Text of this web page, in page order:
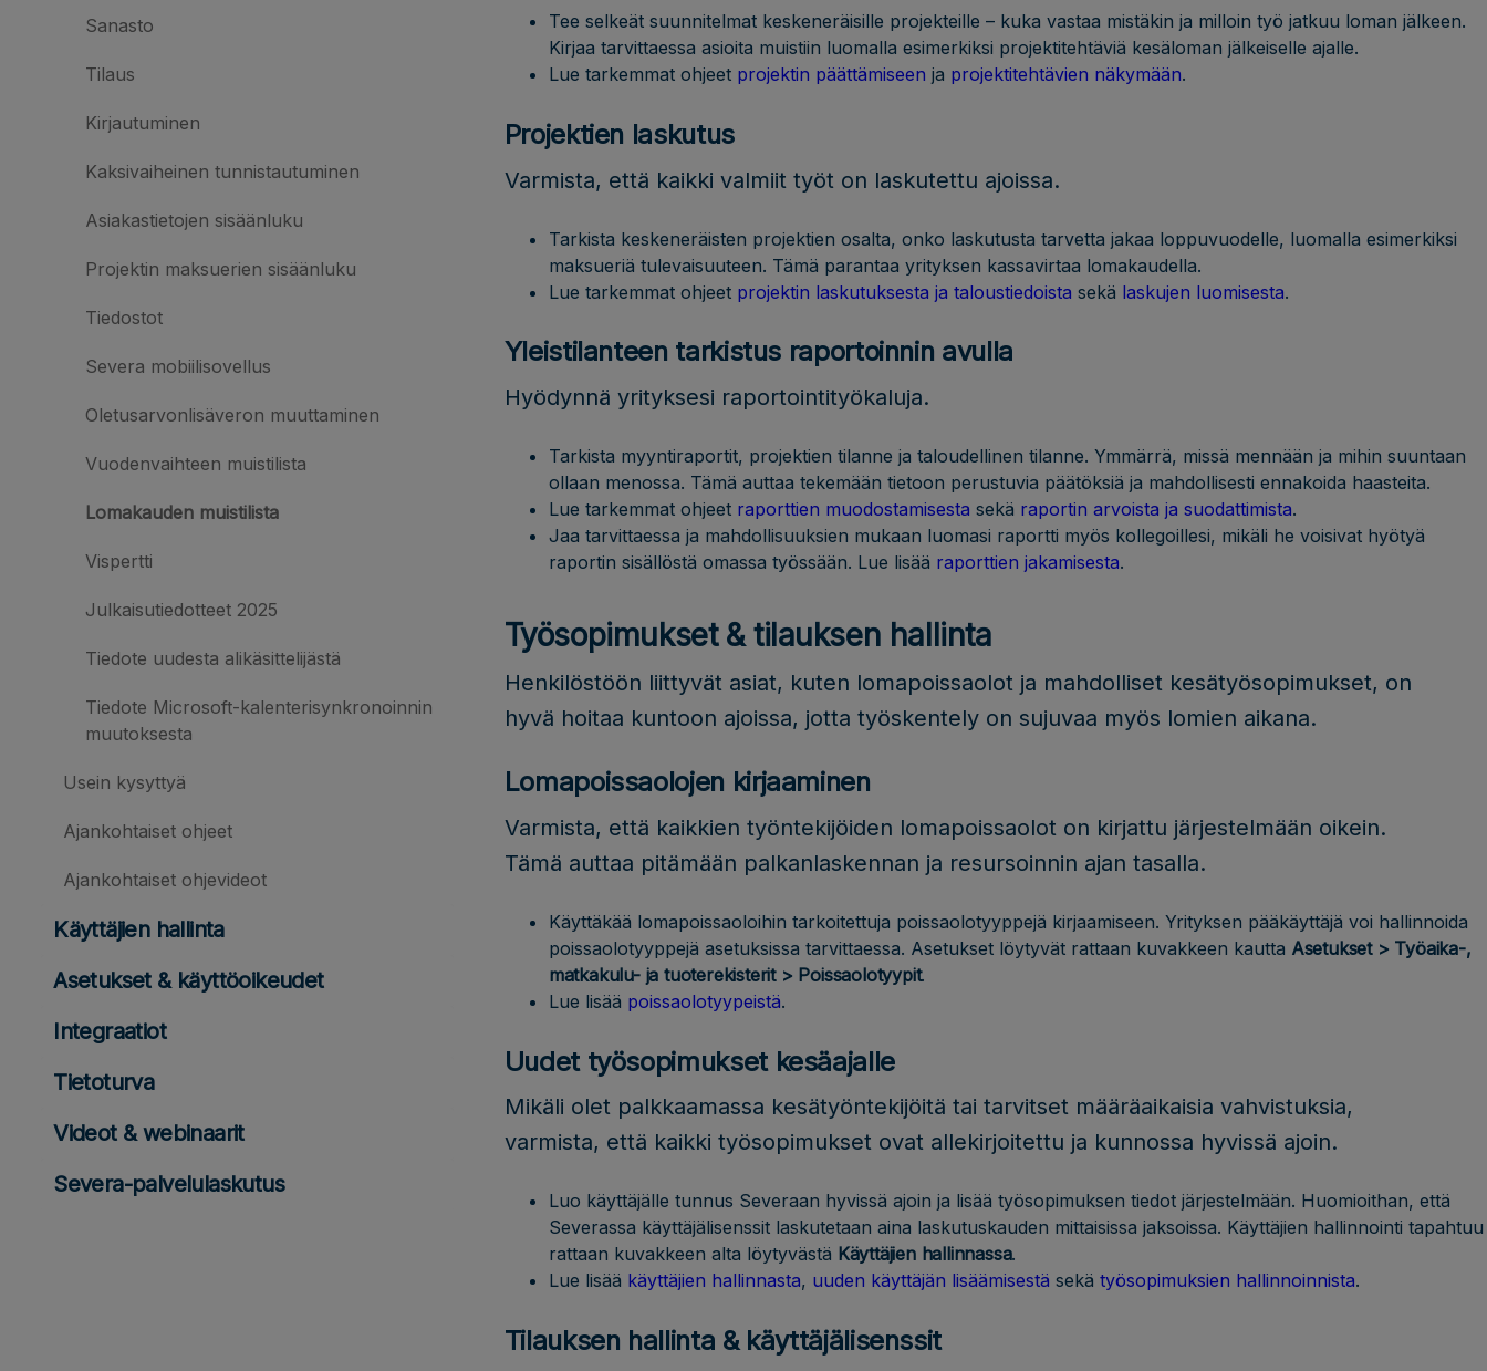
Sanasto
Tilaus
Kirjautuminen
Kaksivaiheinen tunnistautuminen
Asiakastietojen sisäänluku
Projektin maksuerien sisäänluku
Tiedostot
Severa mobiilisovellus
Oletusarvonlisäveron muuttaminen
Vuodenvaihteen muistilista
Lomakauden muistilista
Vispertti
Julkaisutiedotteet 2025
Tiedote uudesta alikäsittelijästä
Tiedote Microsoft-kalenterisynkronoinnin
muutoksesta
Usein kysyttyä
Ajankohtaiset ohjeet
Ajankohtaiset ohjevideot
Käyttäjien hallinta
Asetukset & käyttöoikeudet
Integraatiot
Tietoturva
Videot & webinaarit
Severa-palvelulaskutus
Tee selkeät suunnitelmat keskeneräisille projekteille – kuka vastaa mistäkin ja milloin työ jatkuu loman jälkeen.
Kirjaa tarvittaessa asioita muistiin luomalla esimerkiksi projektitehtäviä kesäloman jälkeiselle ajalle.
Lue tarkemmat ohjeet projektin päättämiseen ja projektitehtävien näkymään.
Projektien laskutus
Varmista, että kaikki valmiit työt on laskutettu ajoissa.
Tarkista keskeneräisten projektien osalta, onko laskutusta tarvetta jakaa loppuvuodelle, luomalla esimerkiksi
maksueriä tulevaisuuteen. Tämä parantaa yrityksen kassavirtaa lomakaudella.
Lue tarkemmat ohjeet projektin laskutuksesta ja taloustiedoista sekä laskujen luomisesta.
Yleistilanteen tarkistus raportoinnin avulla
Hyödynnä yrityksesi raportointityökaluja.
Tarkista myyntiraportit, projektien tilanne ja taloudellinen tilanne. Ymmärrä, missä mennään ja mihin suuntaan
ollaan menossa. Tämä auttaa tekemään tietoon perustuvia päätöksiä ja mahdollisesti ennakoida haasteita.
Lue tarkemmat ohjeet raporttien muodostamisesta sekä raportin arvoista ja suodattimista.
Jaa tarvittaessa ja mahdollisuuksien mukaan luomasi raportti myös kollegoillesi, mikäli he voisivat hyötyä
raportin sisällöstä omassa työssään. Lue lisää raporttien jakamisesta.
Työsopimukset & tilauksen hallinta
Henkilöstöön liittyvät asiat, kuten lomapoissaolot ja mahdolliset kesätyösopimukset, on
hyvä hoitaa kuntoon ajoissa, jotta työskentely on sujuvaa myös lomien aikana.
Lomapoissaolojen kirjaaminen
Varmista, että kaikkien työntekijöiden lomapoissaolot on kirjattu järjestelmään oikein.
Tämä auttaa pitämään palkanlaskennan ja resursoinnin ajan tasalla.
Käyttäkää lomapoissaoloihin tarkoitettuja poissaolotyyppejä kirjaamiseen. Yrityksen pääkäyttäjä voi hallinnoida
poissaolotyyppejä asetuksissa tarvittaessa. Asetukset löytyvät rattaan kuvakkeen kautta Asetukset > Työaika-,
matkakulu- ja tuoterekisterit > Poissaolotyypit.
Lue lisää poissaolotyypeistä.
Uudet työsopimukset kesäajalle
Mikäli olet palkkaamassa kesätyöntekijöitä tai tarvitset määräaikaisia vahvistuksia,
varmista, että kaikki työsopimukset ovat allekirjoitettu ja kunnossa hyvissä ajoin.
Luo käyttäjälle tunnus Severaan hyvissä ajoin ja lisää työsopimuksen tiedot järjestelmään. Huomioithan, että
Severassa käyttäjälisenssit laskutetaan aina laskutuskauden mittaisissa jaksoissa. Käyttäjien hallinnointi tapahtuu
rattaan kuvakkeen alta löytyvästä Käyttäjien hallinnassa.
Lue lisää käyttäjien hallinnasta, uuden käyttäjän lisäämisestä sekä työsopimuksien hallinnoinnista.
Tilauksen hallinta & käyttäjälisenssit